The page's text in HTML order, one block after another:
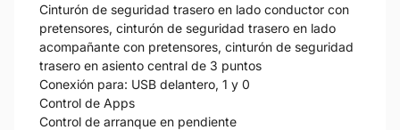
Cinturón de seguridad trasero en lado conductor con
pretensores, cinturón de seguridad trasero en lado
acompañante con pretensores, cinturón de seguridad
trasero en asiento central de 3 puntos
Conexión para: USB delantero, 1 y 0
Control de Apps
Control de arranque en pendiente